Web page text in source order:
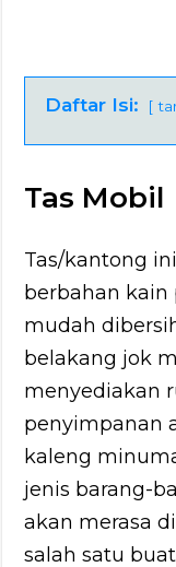
Daftar Isi:
Tas Mobil
Tas/kantong
berbahan kain
mudah
belakang jok
menyediakan
penyimpanan
kaleng
jenis barang-
akan merasa
salah satu